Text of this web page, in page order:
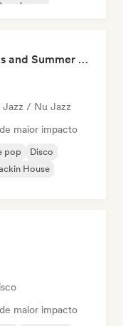
house
Start Me Up! Pre-drinks and Summer Party 🍹
Jazz / Nu Jazz
maior impacto
pop
Disco
House
maior impacto